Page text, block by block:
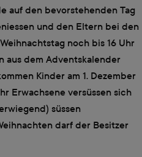
auf den bevorstehenden Tag
und den Eltern bei den
noch bis 16 Uhr
aus dem Adventskalender
Kinder am 1. Dezember
Erwachsene versüssen sich
süssen
darf der Besitzer